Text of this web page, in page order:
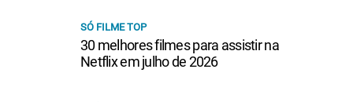
SÓ FILME TOP
30 melhores filmes para assistir na
Netflix em julho de 2026